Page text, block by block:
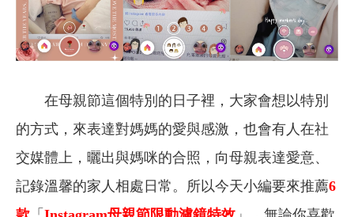
在母親節這個特別的日子裡，大家會想以特別
的方式，來表達對媽媽的愛與感激，也會有人在社
交媒體上，曬出與媽咪的合照，向母親表達愛意、
記錄溫馨的家人相處日常。所以今天小編要來推薦6